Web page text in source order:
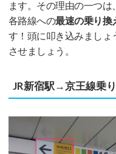
ます。その理由の一つは
各路線への最速の乗り換
す！頭に叩き込みましょ
させましょう。
JR新宿駅→京王線乗